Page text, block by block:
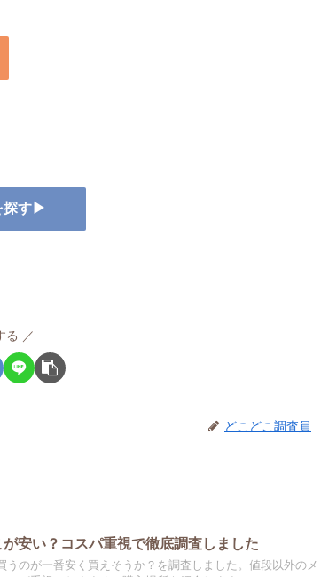
探す▶
る
どこどこ調査員
安い？コスパ重視で徹底調査しました
うのが一番安く買えそうか？を調査しました。値段以外のメ